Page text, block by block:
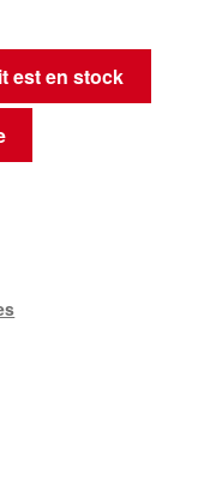
est en stock